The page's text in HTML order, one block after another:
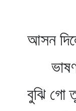
আসন
ভাষণ
বুঝি গো